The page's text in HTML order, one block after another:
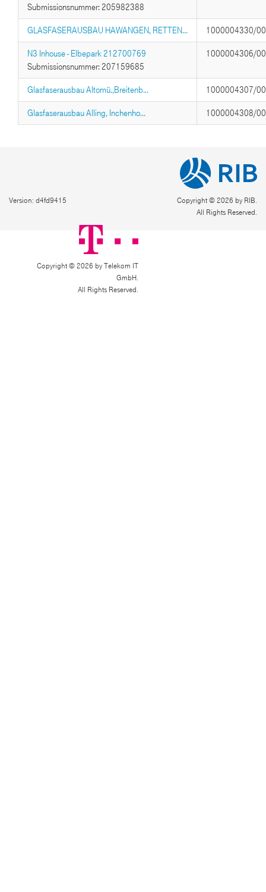
Submissionsnummer: 205982388
GLASFASERAUSBAU HAWANGEN, RETTEN... 1000004330/
N3 Inhouse - Elbepark 212700769
Submissionsnummer: 207159685
1000004306/
Glasfaserausbau Altomü.,Breitenb... 1000004307/
Glasfaserausbau Alling, Inchenho... 1000004308/
Version: d4fd9415
Copyright © 2026 by RIB.
All Rights Reserved.
Copyright © 2026 by Telekom IT
GmbH.
All Rights Reserved.